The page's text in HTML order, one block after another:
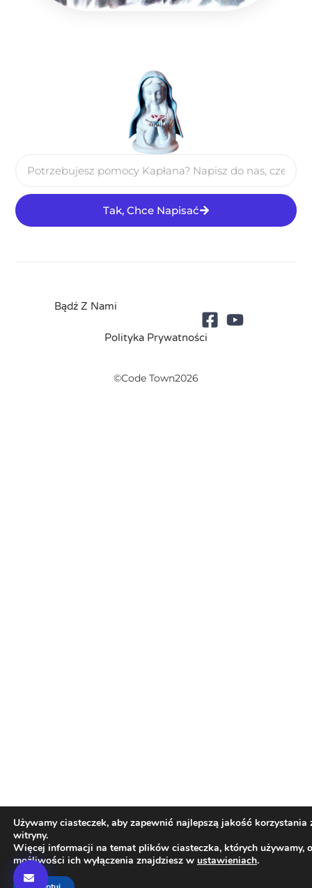
Tak, Chce Napisać
Bądź Z Nami
Polityka Prywatności
©Code Town2026
Używamy ciasteczek, aby zapewnić najlepszą jakość korzystania
witryny.
Więcej informacji na temat plików ciasteczka, których używamy,
możliwości ich wyłączenia znajdziesz w ustawieniach.